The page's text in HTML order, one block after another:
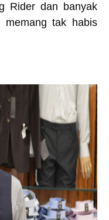
Rider dan banyak
memang tak habis